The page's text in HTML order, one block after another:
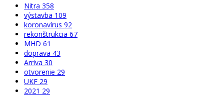
Nitra 358
výstavba 109
koronavírus 92
rekonštrukcia 67
MHD 61
doprava 43
Arriva 30
otvorenie 29
UKF 29
2021 29